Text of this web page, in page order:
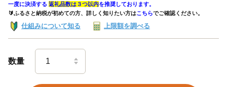
一度に決済する 返礼品数は３つ以内を推奨しております。
🔰ふるさと納税が初めての方、詳しく知りたい方はこちらでご確認ください。
仕組みについて知る 上限額を調べる
数量